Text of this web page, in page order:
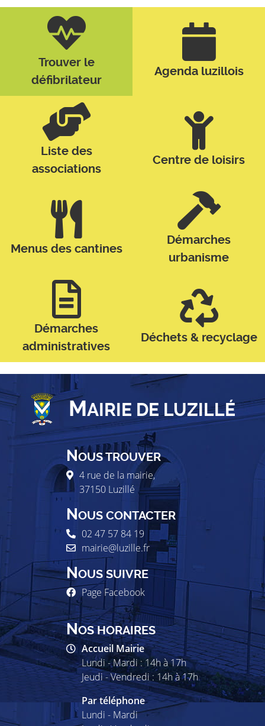
Trouver le
défibrilateur
Agenda luzillois
Liste des
associations
Centre de loisirs
Menus des cantines
Démarches
urbanisme
Démarches
administratives
Déchets & recyclage
MAIRIE DE LUZILLÉ
NOUS TROUVER
4 rue de la mairie,
37150 Luzillé
NOUS CONTACTER
02 47 57 84 19
mairie@luzille.fr
NOUS SUIVRE
Page Facebook
NOS HORAIRES
Accueil Mairie
Lundi - Mardi : 14h à 17h
Jeudi - Vendredi : 14h à 17h
Par téléphone
Lundi - Mardi